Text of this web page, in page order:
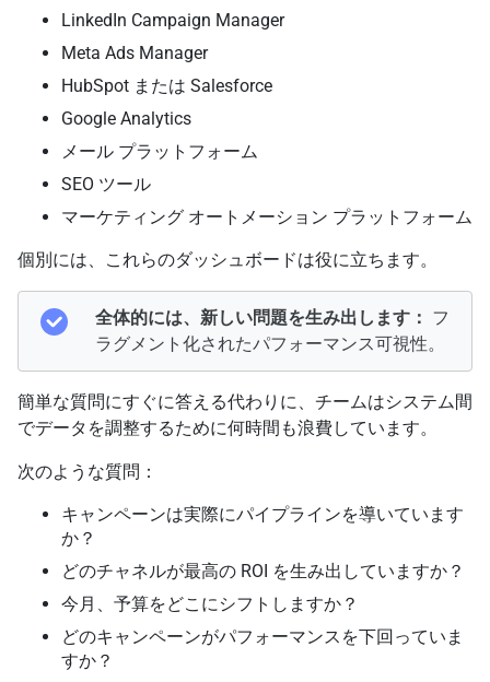
LinkedIn Campaign Manager
Meta Ads Manager
HubSpot または Salesforce
Google Analytics
メール プラットフォーム
SEO ツール
マーケティング オートメーション プラットフォーム
個別には、これらのダッシュボードは役に立ちます。
全体的には、新しい問題を生み出します： フ
ラグメント化されたパフォーマンス可視性。
簡単な質問にすぐに答える代わりに、チームはシステム間
でデータを調整するために何時間も浪費しています。
次のような質問：
キャンペーンは実際にパイプラインを導いています
か？
どのチャネルが最高の ROI を生み出していますか？
今月、予算をどこにシフトしますか？
どのキャンペーンがパフォーマンスを下回っていま
すか？